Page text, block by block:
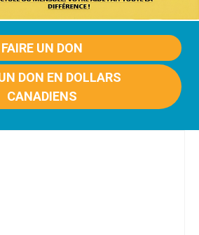
FAIRE UN DON
DON EN DOLLARS
CANADIENS